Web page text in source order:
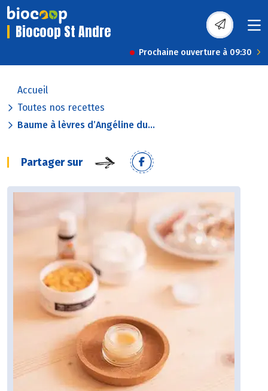
Biocoop St Andre
Prochaine ouverture à 09:30
Accueil
Toutes nos recettes
Baume à lèvres d’Angéline du...
Partager sur